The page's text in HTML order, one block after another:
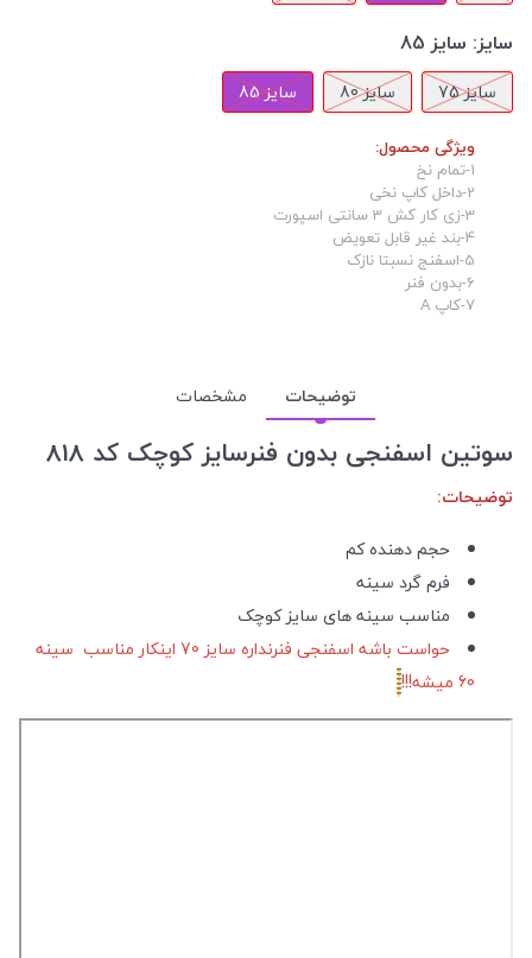
سایز: سایز 85
سایز 75 سایز 80 سایز 85
ویژگی محصول:
1-تمام نخ
2-داخل کاپ نخی
3-زی کار کش 3 سانتی اسپورت
4-بند غیر قابل تعویض
5-اسفنج نسبتا نازک
6-بدون فنر
7-کاپ A
توضیحات مشخصات
سوتین اسفنجی بدون فنرسایز کوچک کد 818
توضیحات:
حجم دهنده کم
فرم گرد سینه
مناسب سینه های سایز کوچک
حواست باشه اسفنجی فنرنداره سایز 70 اینکار مناسب سینه
60 میشه!!!